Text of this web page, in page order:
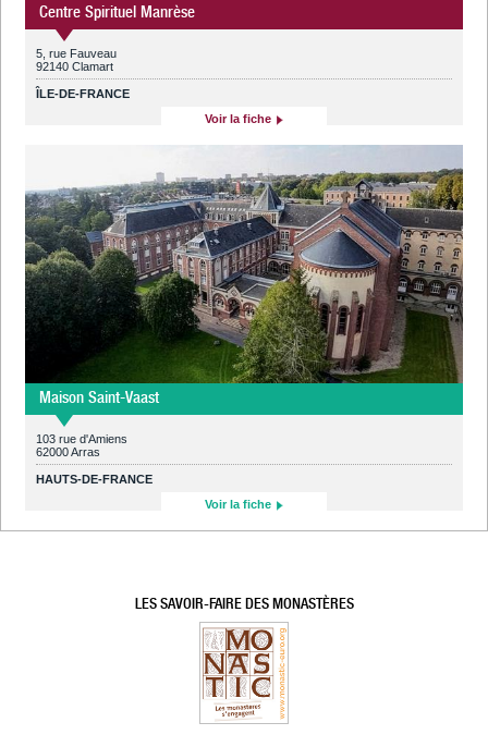
Centre Spirituel Manrèse
5, rue Fauveau
92140 Clamart
ÎLE-DE-FRANCE
Voir la fiche
Maison Saint-Vaast
103 rue d'Amiens
62000 Arras
HAUTS-DE-FRANCE
Voir la fiche
LES SAVOIR-FAIRE DES MONASTÈRES